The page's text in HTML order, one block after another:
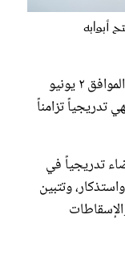
يذكر أن المعرض الذي افتتح أمس الثلاثاء الموافق ٢ يونيو
تدريجياً تزامناً
تدريجياً في
وتتبين